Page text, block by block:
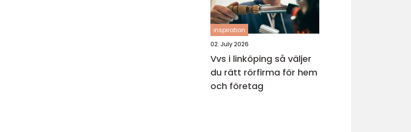
inspiration
02. July 2026
Vvs i linköping så väljer
du rätt rörfirma för hem
och företag